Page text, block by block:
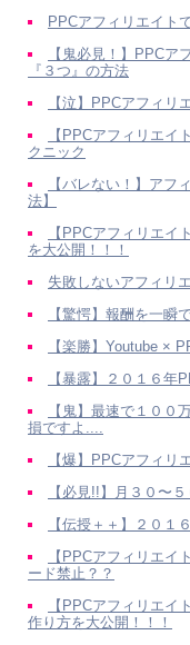
PPCアフィリエイト
【鬼必見！】PPCア
『３つ』の方法
【泣】PPCアフィリ
【PPCアフィリエイ
クニック
【バレない！】アフ
法】
【PPCアフィリエイ
を大公開！！！
失敗しないアフィリ
【驚愕】報酬を一瞬
【楽勝】Youtube ×
【暴露】２０１６年
【鬼】最速で１００
損ですよ....
【爆】PPCアフィリ
【必見!!】月３０〜
【伝授＋＋】２０１
【PPCアフィリエイ
ード禁止？？
【PPCアフィリエイ
作り方を大公開！！！